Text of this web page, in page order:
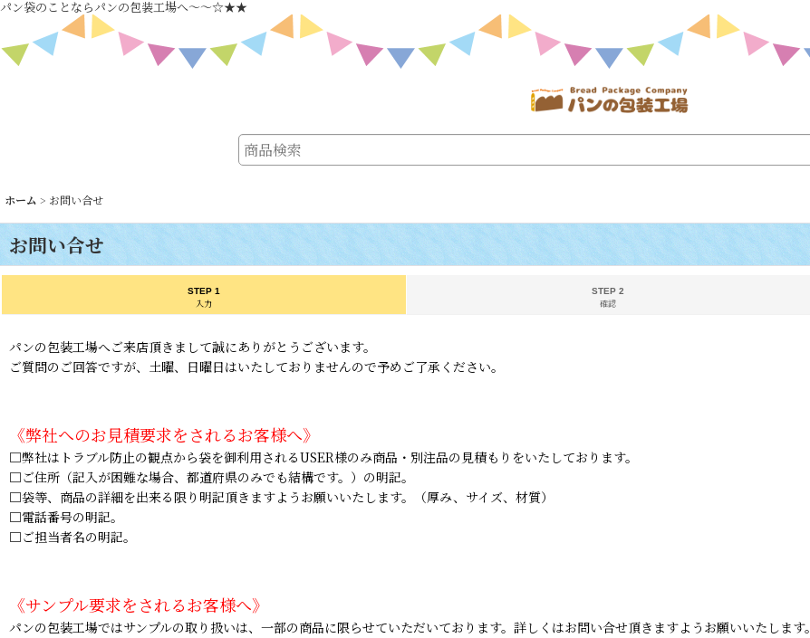
パン袋のことならパンの包装工場へ～～☆★★
ホーム > お問い合せ
お問い合せ
STEP 1
入力
STEP 2
確認
パンの包装工場へご来店頂きまして誠にありがとうございます。
ご質問のご回答ですが、土曜、日曜日はいたしておりませんので予めご了承ください。
《弊社へのお見積要求をされるお客様へ》
□弊社はトラブル防止の観点から袋を御利用されるUSER様のみ商品・別注品の見積もりをいたしております。
□ご住所（記入が困難な場合、都道府県のみでも結構です。）の明記。
□袋等、商品の詳細を出来る限り明記頂きますようお願いいたします。（厚み、サイズ、材質）
□電話番号の明記。
□ご担当者名の明記。
《サンプル要求をされるお客様へ》
パンの包装工場ではサンプルの取り扱いは、一部の商品に限らせていただいております。詳しくはお問い合せ頂きますようお願いいたします。